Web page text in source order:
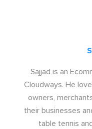
Sajjad is an
Cloudways. He
owners,
their businesses
table tennis